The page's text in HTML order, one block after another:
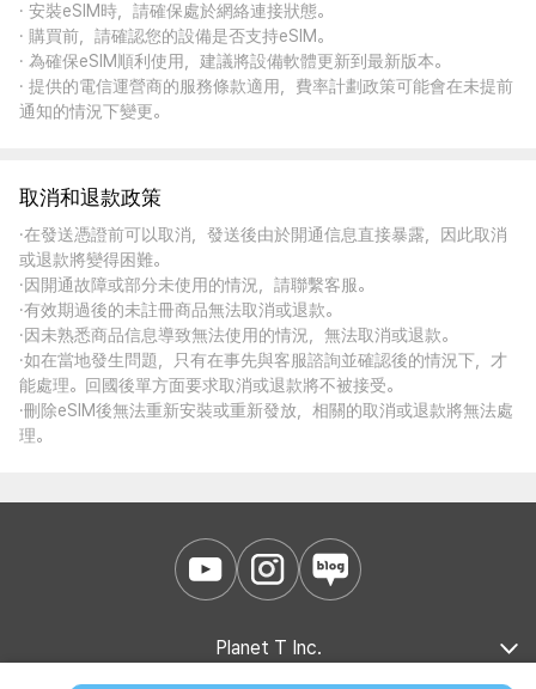
· 安裝eSIM時，請確保處於網絡連接狀態。
· 購買前，請確認您的設備是否支持eSIM。
· 為確保eSIM順利使用，建議將設備軟體更新到最新版本。
· 提供的電信運營商的服務條款適用，費率計劃政策可能會在未提前
通知的情況下變更。
取消和退款政策
·在發送憑證前可以取消，發送後由於開通信息直接暴露，因此取消
或退款將變得困難。
·因開通故障或部分未使用的情況，請聯繫客服。
·有效期過後的未註冊商品無法取消或退款。
·因未熟悉商品信息導致無法使用的情況，無法取消或退款。
·如在當地發生問題，只有在事先與客服諮詢並確認後的情況下，才
能處理。回國後單方面要求取消或退款將不被接受。
·刪除eSIM後無法重新安裝或重新發放，相關的取消或退款將無法處
理。
Planet T Inc.